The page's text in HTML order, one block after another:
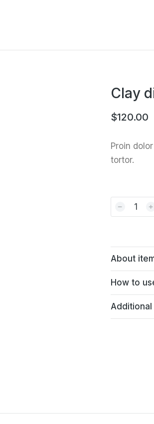
Clay
$120.00
Proin
tortor.
﹣ ﹢
About
How to
Additional